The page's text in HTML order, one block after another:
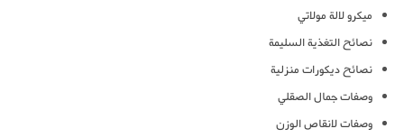
ميكرو لالة مولاتي
نصائح التغذية السليمة
نصائح ديكورات منزلية
وصفات جمال الصقلي
وصفات لانقاص الوزن